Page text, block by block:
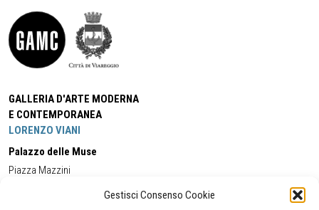
Gestisci Consenso Cookie
GALLERIA D'ARTE MODERNA
E CONTEMPORANEA
LORENZO VIANI
Palazzo delle Muse
Piazza Mazzini
Cell:+39 338 5714978 (orario apertura Galleria)